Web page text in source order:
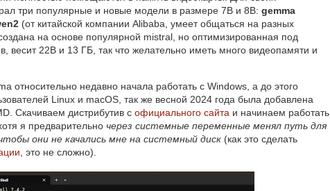
три популярные и новые модели в размере 7B и 8B: gemma
(от китайской компании Alibaba, умеет общаться на разных
на основе популярной mistral, но оптимизированная под
весит 22B и 13 ГБ, так что желательно иметь много видеопамяти и
относительно недавно начала работать с Windows, а до этого
Linux и macOS, так же весной 2024 года была добавлена
Скачиваем дистрибутив с официального сайта и начинаем работать
я предварительно через системные переменные менял путь для
они не качались мне на системный диск (как это сделать
, это не сложно).